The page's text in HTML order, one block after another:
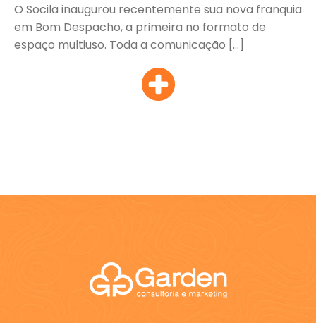
O Socila inaugurou recentemente sua nova franquia
em Bom Despacho, a primeira no formato de
espaço multiuso. Toda a comunicação […]